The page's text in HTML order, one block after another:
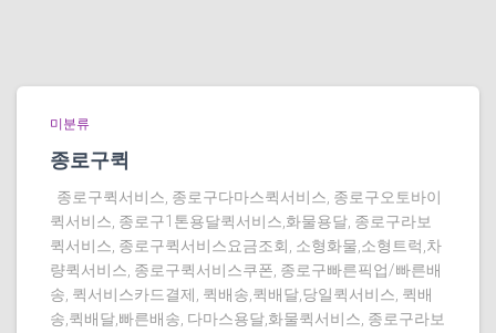
미분류
종로구퀵
종로구퀵서비스, 종로구다마스퀵서비스, 종로구오토바이
퀵서비스, 종로구1톤용달퀵서비스,화물용달, 종로구라보
퀵서비스, 종로구퀵서비스요금조회, 소형화물,소형트럭,차
량퀵서비스, 종로구퀵서비스쿠폰, 종로구빠른픽업/빠른배
송, 퀵서비스카드결제, 퀵배송,퀵배달,당일퀵서비스, 퀵배
송,퀵배달,빠른배송, 다마스용달,화물퀵서비스, 종로구라보